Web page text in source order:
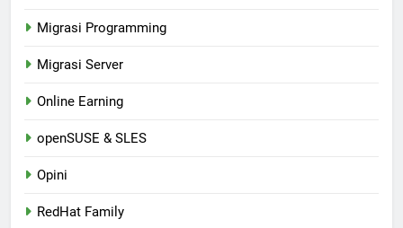
Migrasi Programming
Migrasi Server
Online Earning
openSUSE & SLES
Opini
RedHat Family